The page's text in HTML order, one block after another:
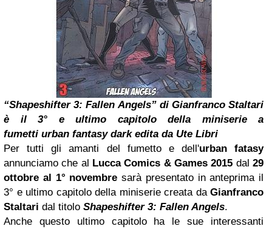
“Shapeshifter 3: Fallen Angels” di Gianfranco Staltari
è il 3° e ultimo capitolo della miniserie a
fumetti urban fantasy dark edita da Ute Libri
Per tutti gli amanti del fumetto e dell'urban fatasy
annunciamo che al Lucca Comics & Games 2015 dal29
ottobre al 1° novembre sarà presentato in anteprima il
3° e ultimo capitolo della miniserie creata da Gianfranco
Staltari dal titolo Shapeshifter 3: Fallen Angels.
Anche questo ultimo capitolo ha le sue interessanti